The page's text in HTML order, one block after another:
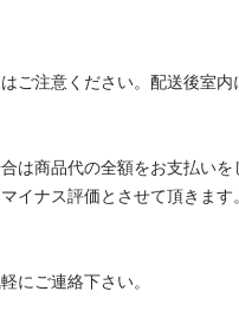
注意ください。配送後室内
商品代の全額をお支払いを
ナス評価とさせて頂きます
にご連絡下さい。